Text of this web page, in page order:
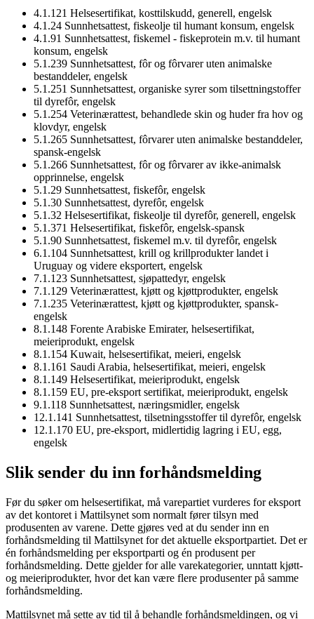
4.1.121 Helsesertifikat, kosttilskudd, generell, engelsk
4.1.24 Sunnhetsattest, fiskeolje til humant konsum, engelsk
4.1.91 Sunnhetsattest, fiskemel - fiskeprotein m.v. til humant
konsum, engelsk
5.1.239 Sunnhetsattest, fôr og fôrvarer uten animalske
bestanddeler, engelsk
5.1.251 Sunnhetsattest, organiske syrer som tilsettningstoffer
til dyrefôr, engelsk
5.1.254 Veterinærattest, behandlede skin og huder fra hov og
klovdyr, engelsk
5.1.265 Sunnhetsattest, fôrvarer uten animalske bestanddeler,
spansk-engelsk
5.1.266 Sunnhetsattest, fôr og fôrvarer av ikke-animalsk
opprinnelse, engelsk
5.1.29 Sunnhetsattest, fiskefôr, engelsk
5.1.30 Sunnhetsattest, dyrefôr, engelsk
5.1.32 Helsesertifikat, fiskeolje til dyrefôr, generell, engelsk
5.1.371 Helsesertifikat, fiskefôr, engelsk-spansk
5.1.90 Sunnhetsattest, fiskemel m.v. til dyrefôr, engelsk
6.1.104 Sunnhetsattest, krill og krillprodukter landet i
Uruguay og videre eksportert, engelsk
7.1.123 Sunnhetsattest, sjøpattedyr, engelsk
7.1.129 Veterinærattest, kjøtt og kjøttprodukter, engelsk
7.1.235 Veterinærattest, kjøtt og kjøttprodukter, spansk-
engelsk
8.1.148 Forente Arabiske Emirater, helsesertifikat,
meieriprodukt, engelsk
8.1.154 Kuwait, helsesertifikat, meieri, engelsk
8.1.161 Saudi Arabia, helsesertifikat, meieri, engelsk
8.1.149 Helsesertifikat, meieriprodukt, engelsk
8.1.159 EU, pre-eksport sertifikat, meieriprodukt, engelsk
9.1.118 Sunnhetsattest, næringsmidler, engelsk
12.1.141 Sunnhetsattest, tilsetningsstoffer til dyrefôr, engelsk
12.1.170 EU, pre-eksport, midlertidig lagring i EU, egg,
engelsk
Slik sender du inn forhåndsmelding
Før du søker om helsesertifikat, må varepartiet vurderes for eksport
av det kontoret i Mattilsynet som normalt fører tilsyn med
produsenten av varene. Dette gjøres ved at du sender inn en
forhåndsmelding til Mattilsynet for det aktuelle eksportpartiet. Det er
én forhåndsmelding per eksportparti og én produsent per
forhåndsmelding. Dette gjelder for alle varekategorier, unntatt kjøtt-
og meieriprodukter, hvor det kan være flere produsenter på samme
forhåndsmelding.
Mattilsynet må sette av tid til å behandle forhåndsmeldingen, og vi